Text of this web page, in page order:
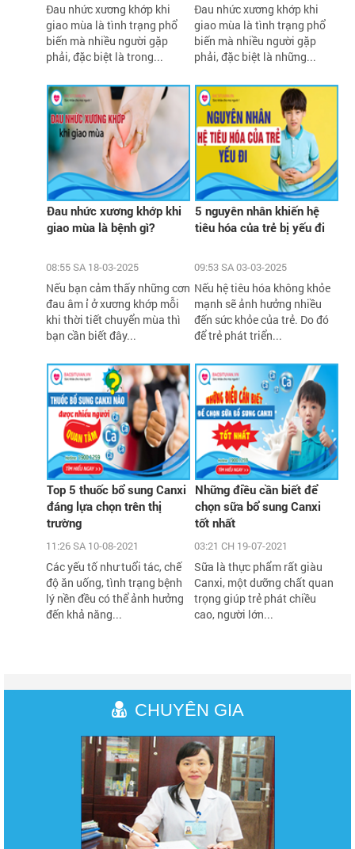
Đau nhức xương khớp khi
giao mùa là tình trạng phổ
biến mà nhiều người gặp
phải, đặc biệt là trong...
Đau nhức xương khớp khi
giao mùa là tình trạng phổ
biến mà nhiều người gặp
phải, đặc biệt là những...
Đau nhức xương khớp khi
giao mùa là bệnh gì?
08:55 SA 18-03-2025
Nếu bạn cảm thấy những cơn
đau âm ỉ ở xương khớp mỗi
khi thời tiết chuyển mùa thì
bạn cần biết đây...
5 nguyên nhân khiến hệ
tiêu hóa của trẻ bị yếu đi
09:53 SA 03-03-2025
Nếu hệ tiêu hóa không khỏe
mạnh sẽ ảnh hưởng nhiều
đến sức khỏe của trẻ. Do đó
để trẻ phát triển...
Top 5 thuốc bổ sung Canxi
đáng lựa chọn trên thị
trường
11:26 SA 10-08-2021
Các yếu tố như tuổi tác, chế
độ ăn uống, tình trạng bệnh
lý nền đều có thể ảnh hưởng
đến khả năng...
Những điều cần biết để
chọn sữa bổ sung Canxi
tốt nhất
03:21 CH 19-07-2021
​Sữa là thực phẩm rất giàu
Canxi, một dưỡng chất quan
trọng giúp trẻ phát chiều
cao, người lớn...
CHUYÊN GIA